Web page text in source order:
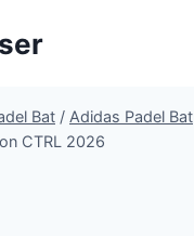
Bat / Adidas Padel Bat
CTRL 2026